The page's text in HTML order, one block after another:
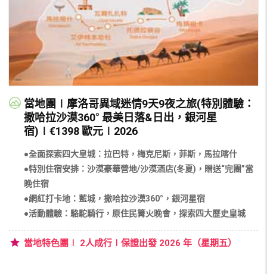
當地團∣摩洛哥異域迷情9天9夜之旅(特別體驗：
撒哈拉沙漠360° 最美日落&日出，銀河星
宿)∣€1398 歐元∣2026
●全面探索四大皇城：拉巴特，梅克尼斯，菲斯，馬拉喀什
●特別住宿安排：沙漠豪華營地/沙漠酒店(冬夏)，贈送“完團”當
晚住宿
●網紅打卡地：藍城，撒哈拉沙漠360°，銀河星宿
●活動體驗：駱駝騎行，原住民篝火晚會，探索四大歷史皇城
當地特色團∣ 2人成行∣保證出發 2026 年（星期五）